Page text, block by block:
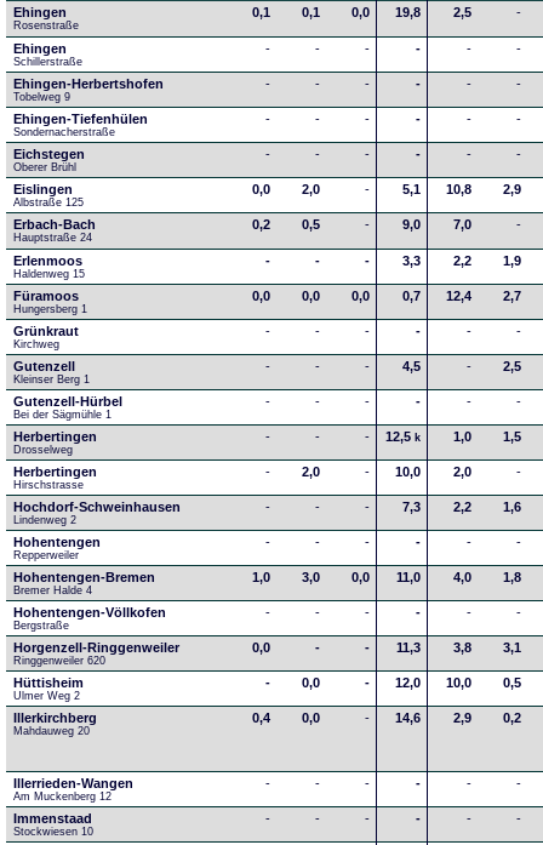
Ehingen
Rosenstraße
0,1 0,1 0,0 19,8 2,5 -
Ehingen
Schillerstraße
- - - - - -
Ehingen-Herbertshofen
Tobelweg 9
- - - - - -
Ehingen-Tiefenhülen
Sondernacherstraße
- - - - - -
Eichstegen
Oberer Brühl
- - - - - -
Eislingen
Albstraße 125
0,0 2,0 - 5,1 10,8 2,9
Erbach-Bach
Hauptstraße 24
0,2 0,5 - 9,0 7,0 -
Erlenmoos
Haldenweg 15
- - - 3,3 2,2 1,9
Füramoos
Hungersberg 1
0,0 0,0 0,0 0,7 12,4 2,7
Grünkraut
Kirchweg
- - - - - -
Gutenzell
Kleinser Berg 1
- - - 4,5 - 2,5
Gutenzell-Hürbel
Bei der Sägmühle 1
- - - - - -
Herbertingen
Drosselweg
- - - 12,5 k 1,0 1,5
Herbertingen
Hirschstrasse
- 2,0 - 10,0 2,0 -
Hochdorf-Schweinhausen
Lindenweg 2
- - - 7,3 2,2 1,6
Hohentengen
Repperweiler
- - - - - -
Hohentengen-Bremen
Bremer Halde 4
1,0 3,0 0,0 11,0 4,0 1,8
Hohentengen-Völlkofen
Bergstraße
- - - - - -
Horgenzell-Ringgenweiler
Ringgenweiler 620
0,0 - - 11,3 3,8 3,1
Hüttisheim
Ulmer Weg 2
- 0,0 - 12,0 10,0 0,5
Illerkirchberg
Mahdauweg 20
0,4 0,0 - 14,6 2,9 0,2
Illerrieden-Wangen
Am Muckenberg 12
- - - - - -
Immenstaad
Stockwiesen 10
- - - - - -